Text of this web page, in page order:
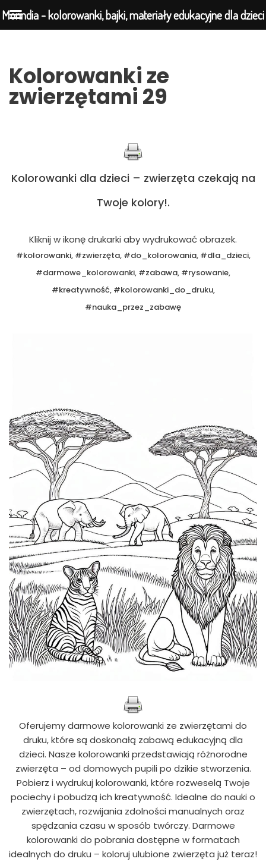
do
treści
Kolorowanki ze
zwierzętami 29
Kolorowanki dla dzieci – zwierzęta czekają na
Twoje kolory!.
Kliknij w ikonę drukarki aby wydrukować obrazek.
#kolorowanki, #zwierzęta, #do_kolorowania, #dla_dzieci,
#darmowe_kolorowanki, #zabawa, #rysowanie,
#kreatywność, #kolorowanki_do_druku,
#nauka_przez_zabawę
Oferujemy darmowe kolorowanki ze zwierzętami do
druku, które są doskonałą zabawą edukacyjną dla
dzieci. Nasze kolorowanki przedstawiają różnorodne
zwierzęta – od domowych pupili po dzikie stworzenia.
Pobierz i wydrukuj kolorowanki, które rozweselą Twoje
pociechy i pobudzą ich kreatywność. Idealne do nauki o
zwierzętach, rozwijania zdolności manualnych oraz
spędzania czasu w sposób twórczy. Darmowe
kolorowanki do pobrania dostępne w formatach
idealnych do druku – koloruj ulubione zwierzęta już teraz!
Morindia - kolorowanki, bajki, materiały edukacyjne dla dzieci